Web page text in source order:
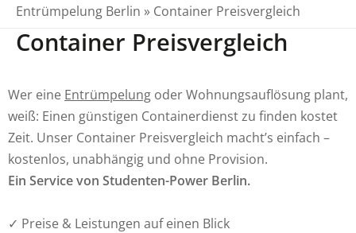
Entrümpelung Berlin » Container Preisvergleich
Container Preisvergleich
Wer eine Entrümpelung oder Wohnungsauflösung plant,
weiß: Einen günstigen Containerdienst zu finden kostet
Zeit. Unser Container Preisvergleich macht’s einfach –
kostenlos, unabhängig und ohne Provision.
Ein Service von Studenten-Power Berlin.
✓ Preise & Leistungen auf einen Blick